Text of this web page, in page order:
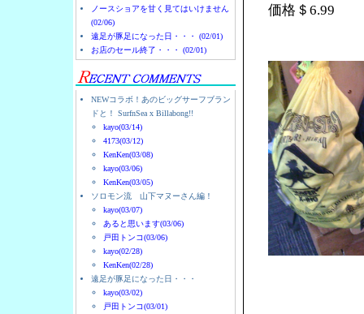
ノースショアを甘く見てはいけません
(02/06)
遠足が豚足になった日・・・ (02/01)
お店のセール終了・・・ (02/01)
NEWコラボ！あのビッグサーフブラン
ドと！ SurfnSea x Billabong!!
kayo(03/14)
4173(03/12)
KenKen(03/08)
kayo(03/06)
KenKen(03/05)
ソロモン流 山下マヌーさん編！
kayo(03/07)
あると思います(03/06)
戸田トンコ(03/06)
kayo(02/28)
KenKen(02/28)
遠足が豚足になった日・・・
kayo(03/02)
戸田トンコ(03/01)
価格＄6.99